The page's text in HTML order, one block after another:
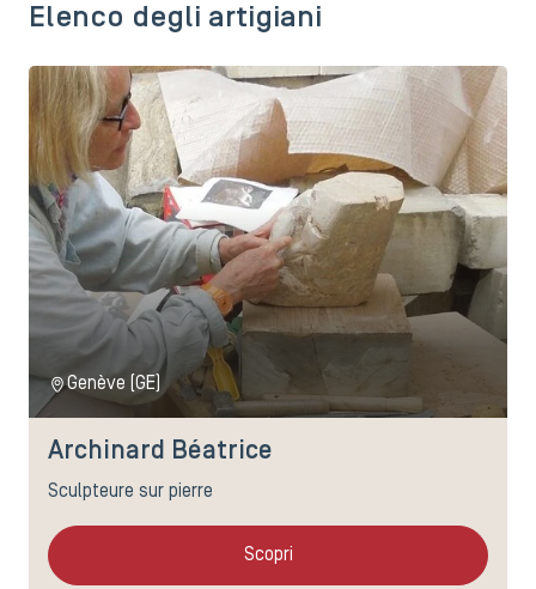
Elenco degli artigiani
Genève (GE)
Archinard Béatrice
Sculpteure sur pierre
Scopri